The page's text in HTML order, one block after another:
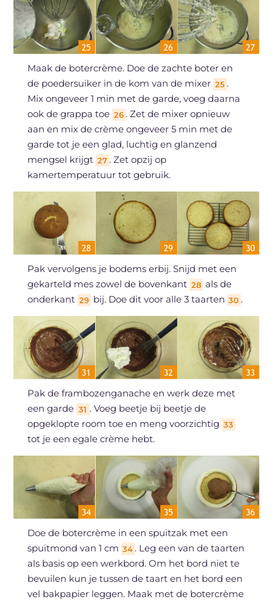
Maak de botercrème. Doe de zachte boter en
de poedersuiker in de kom van de mixer 25 .
Mix ongeveer 1 min met de garde, voeg daarna
ook de grappa toe 26 . Zet de mixer opnieuw
aan en mix de crème ongeveer 5 min met de
garde tot je een glad, luchtig en glanzend
mengsel krijgt 27 . Zet opzij op
kamertemperatuur tot gebruik.
Pak vervolgens je bodems erbij. Snijd met een
gekarteld mes zowel de bovenkant 28 als de
onderkant 29 bij. Doe dit voor alle 3 taarten 30 .
Pak de frambozenganache en werk deze met
een garde 31 . Voeg beetje bij beetje de
opgeklopte room toe en meng voorzichtig 33
tot je een egale crème hebt.
Doe de botercrème in een spuitzak met een
spuitmond van 1 cm 34 . Leg een van de taarten
als basis op een werkbord. Om het bord niet te
bevuilen kun je tussen de taart en het bord een
vel bakpapier leggen. Maak met de botercrème